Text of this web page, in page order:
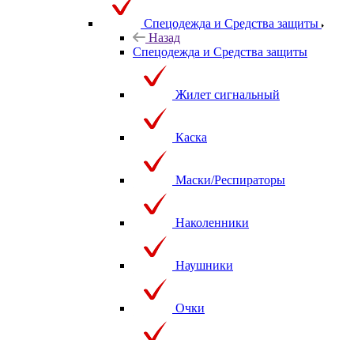
Спецодежда и Средства защиты
Назад
Спецодежда и Средства защиты
Жилет сигнальный
Каска
Маски/Респираторы
Наколенники
Наушники
Очки